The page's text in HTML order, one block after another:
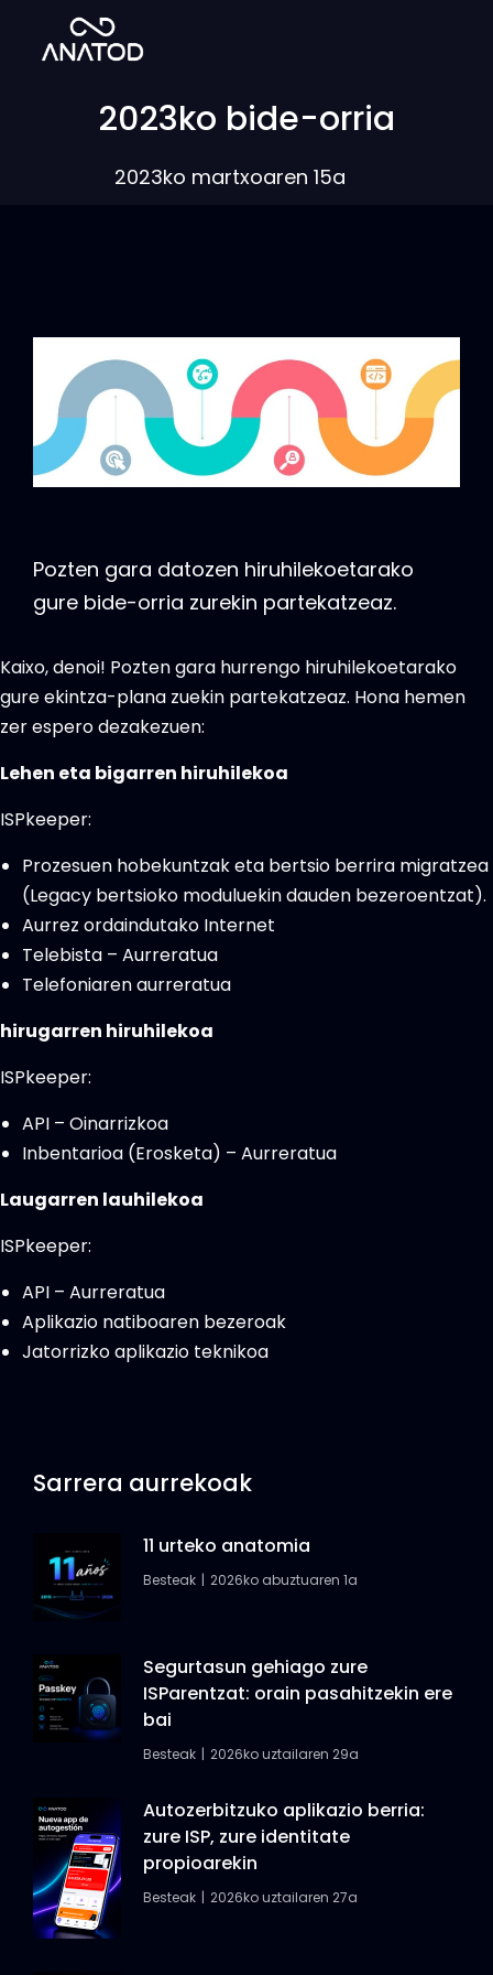
2023ko bide-orria
2023ko martxoaren 15a
Pozten gara datozen hiruhilekoetarako
gure bide-orria zurekin partekatzeaz.
Kaixo, denoi! Pozten gara hurrengo hiruhilekoetarako
gure ekintza-plana zuekin partekatzeaz. Hona hemen
zer espero dezakezuen:
Lehen eta bigarren hiruhilekoa
ISPkeeper:
Prozesuen hobekuntzak eta bertsio berrira migratzea
(Legacy bertsioko moduluekin dauden bezeroentzat).
Aurrez ordaindutako Internet
Telebista – Aurreratua
Telefoniaren aurreratua
hirugarren hiruhilekoa
ISPkeeper:
API – Oinarrizkoa
Inbentarioa (Erosketa) – Aurreratua
Laugarren lauhilekoa
ISPkeeper:
API – Aurreratua
Aplikazio natiboaren bezeroak
Jatorrizko aplikazio teknikoa
Sarrera aurrekoak
11 urteko anatomia
Besteak 2026ko abuztuaren 1a
Segurtasun gehiago zure
ISParentzat: orain pasahitzekin ere
bai
Besteak 2026ko uztailaren 29a
Autozerbitzuko aplikazio berria:
zure ISP, zure identitate
propioarekin
Besteak 2026ko uztailaren 27a